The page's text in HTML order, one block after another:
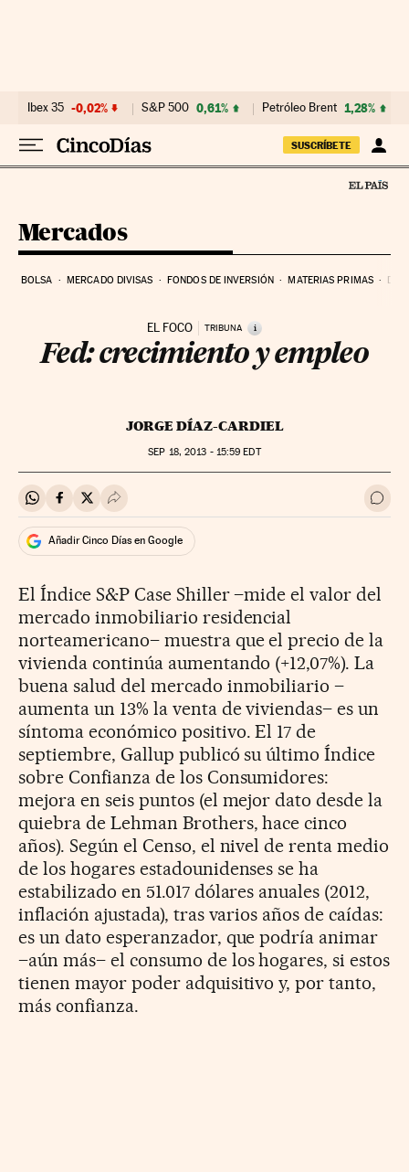
Ibex 35 -0,02% S&P 500 0,61% Petróleo Brent 1,28%
SUSCRÍBETE
Mercados
BOLSA MERCADO DIVISAS FONDOS DE INVERSIÓN MATERIAS PRIMAS
EL FOCO TRIBUNA i
Fed: crecimiento y empleo
JORGE DÍAZ-CARDIEL
SEP 18, 2013 - 15:59 EDT
Compartir en Whatsapp
Compartir en Facebook
Compartir en Twitter
Desplegar Redes Sociales Ir a
Añadir Cinco Días en Google
El Índice S&P Case Shiller –mide el valor del
mercado inmobiliario residencial
norteamericano– muestra que el precio de la
vivienda continúa aumentando (+12,07%). La
buena salud del mercado inmobiliario –
aumenta un 13% la venta de viviendas– es un
síntoma económico positivo. El 17 de
septiembre, Gallup publicó su último Índice
sobre Confianza de los Consumidores:
mejora en seis puntos (el mejor dato desde la
quiebra de Lehman Brothers, hace cinco
años). Según el Censo, el nivel de renta medio
de los hogares estadounidenses se ha
estabilizado en 51.017 dólares anuales (2012,
inflación ajustada), tras varios años de caídas:
es un dato esperanzador, que podría animar
–aún más– el consumo de los hogares, si estos
tienen mayor poder adquisitivo y, por tanto,
más confianza.